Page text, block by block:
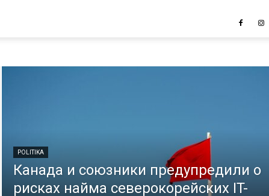
POLITIKA
Канада и союзники предупредили о
рисках найма северокорейских IT-